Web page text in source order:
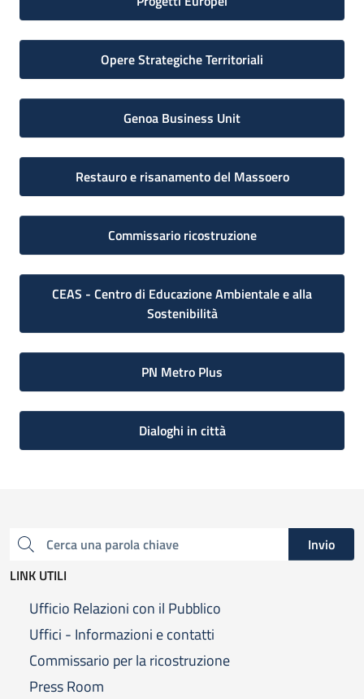
Opere Strategiche Territoriali
Genoa Business Unit
Restauro e risanamento del Massoero
Commissario ricostruzione
CEAS - Centro di Educazione Ambientale e alla
Sostenibilità
PN Metro Plus
Dialoghi in città
Cerca una parola chiave
Invio
LINK UTILI
Ufficio Relazioni con il Pubblico
Uffici - Informazioni e contatti
Commissario per la ricostruzione
Press Room